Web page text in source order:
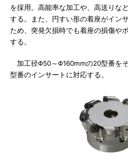
を採用。高能率な加工や、高送りな
する。また、円すい形の着座がイン
ため、突発欠損時でも着座の損傷や
する。
加工径Φ50～Φ160mmの20型番を
型番のインサートに対応する。